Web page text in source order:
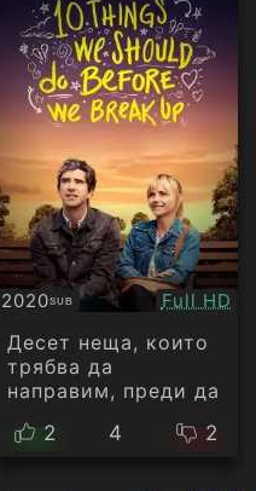
2020SUB
Субтитри Full HD
Десет неща, които
трябва да
направим, преди да
2 4 2